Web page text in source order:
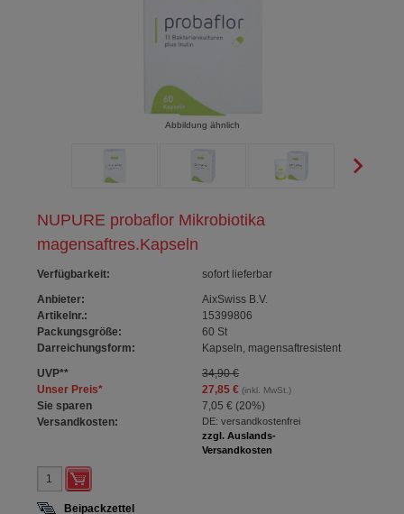
NUPURE probaflor Mikrobiotika
magensaftres.Kapseln
Verfügbarkeit:
sofort lieferbar
Anbieter:
AixSwiss B.V.
Artikelnr.:
15399806
Packungsgröße:
60 St
Darreichungsform:
Kapseln, magensaftresistent
UVP**
34,90 €
Unser Preis* 27,85 €(inkl. MwSt.)
Sie sparen 7,05 € (20%)
Versandkosten:
DE: versandkostenfrei
zzgl. Auslands-
Versandkosten
Abbildung ähnlich
Beipackzettel